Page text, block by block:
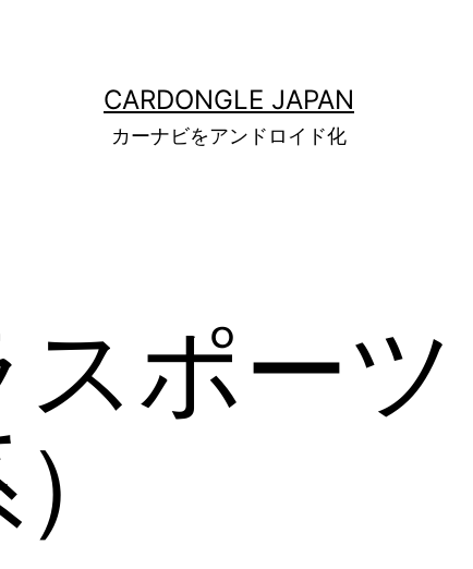
CARDONGLE JAPAN
カーナビをアンドロイド化
ポー